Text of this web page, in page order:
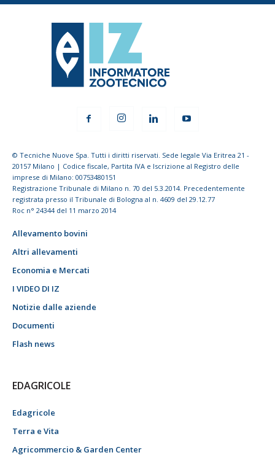
© Tecniche Nuove Spa. Tutti i diritti riservati. Sede legale Via Eritrea 21 -
20157 Milano | Codice fiscale, Partita IVA e Iscrizione al Registro delle
imprese di Milano: 00753480151
Registrazione Tribunale di Milano n. 70 del 5.3.2014. Precedentemente
registrata presso il Tribunale di Bologna al n. 4609 del 29.12.77
Roc n° 24344 del 11 marzo 2014
Allevamento bovini
Altri allevamenti
Economia e Mercati
I VIDEO DI IZ
Notizie dalle aziende
Documenti
Flash news
EDAGRICOLE
Edagricole
Terra e Vita
Agricommercio & Garden Center